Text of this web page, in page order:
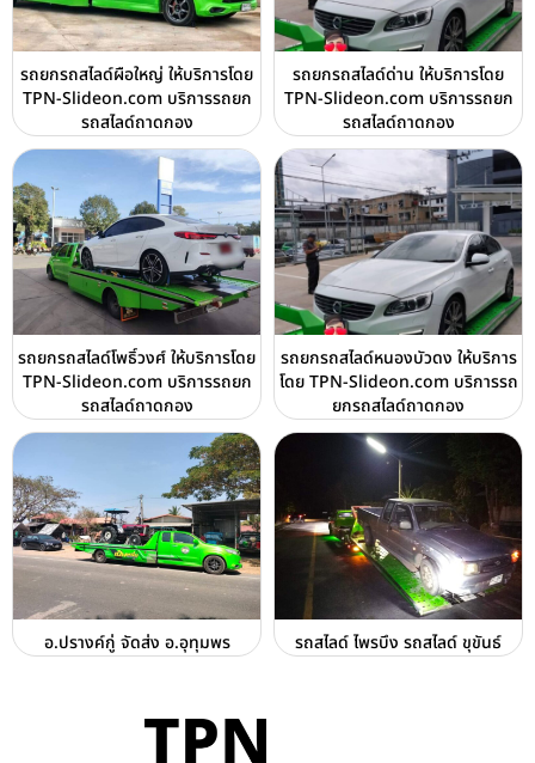
รถยกรถสไลด์ผือใหญ่ ให้บริการโดย
TPN-Slideon.com บริการรถยก
รถสไลด์ถาดกอง
รถยกรถสไลด์ด่าน ให้บริการโดย
TPN-Slideon.com บริการรถยก
รถสไลด์ถาดกอง
รถยกรถสไลด์โพธิ์วงศ์ ให้บริการโดย
TPN-Slideon.com บริการรถยก
รถสไลด์ถาดกอง
รถยกรถสไลด์หนองบัวดง ให้บริการ
โดย TPN-Slideon.com บริการรถ
ยกรถสไลด์ถาดกอง
อ.ปรางค์กู่ จัดส่ง อ.อุทุมพร รถสไลด์ ไพรบึง รถสไลด์ ขุขันธ์